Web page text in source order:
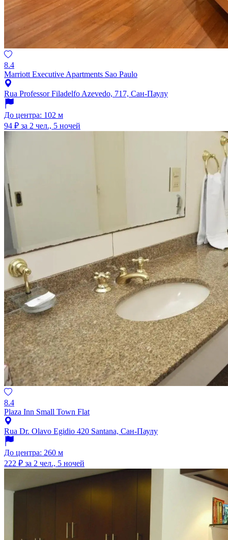
8.4
Marriott Executive Apartments Sao Paulo
Rua Professor Filadelfo Azevedo, 717, Сан-Паулу
До центра: 102 м
94 ₽ за 2 чел., 5 ночей
8.4
Plaza Inn Small Town Flat
Rua Dr. Olavo Egidio 420 Santana, Сан-Паулу
До центра: 260 м
222 ₽ за 2 чел., 5 ночей